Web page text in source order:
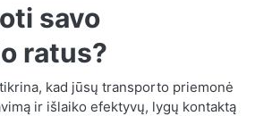
savo
ratus?
kad jūsų transporto priemonė
ir išlaiko efektyvų, lygų kontaktą